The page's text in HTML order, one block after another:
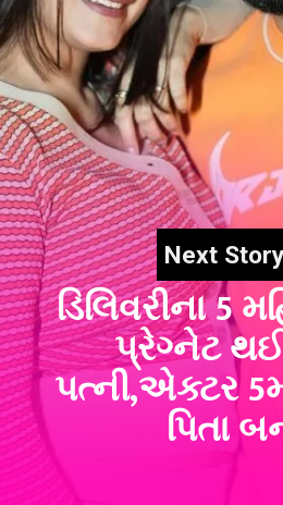
ડિલિવરીના 5
પ્રેગ્નેટ
પત્ની,એક્ટર
પિતા
Next Story